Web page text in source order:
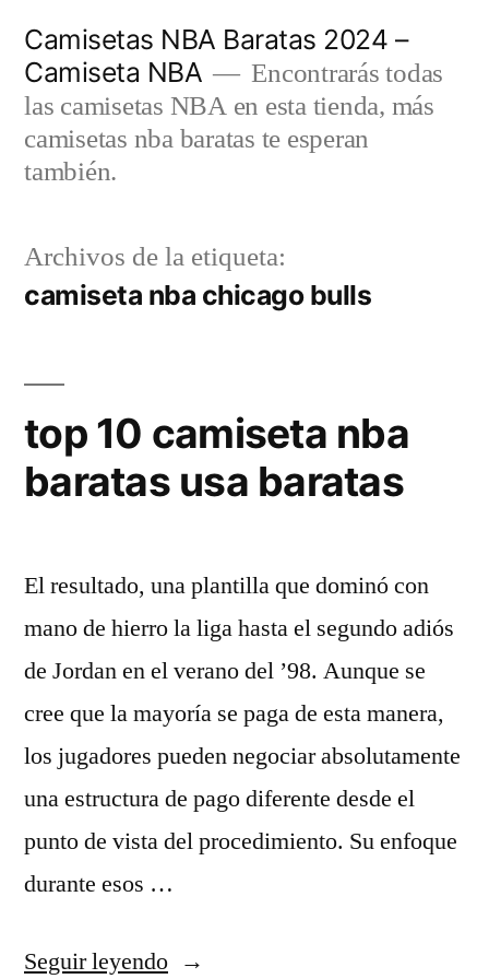
contenido
Camisetas NBA Baratas 2024 –
Camiseta NBA
Encontrarás todas
las camisetas NBA en esta tienda, más
camisetas nba baratas te esperan
también.
Archivos de la etiqueta:
camiseta nba chicago bulls
top 10 camiseta nba
baratas usa baratas
El resultado, una plantilla que dominó con
mano de hierro la liga hasta el segundo adiós
de Jordan en el verano del ’98. Aunque se
cree que la mayoría se paga de esta manera,
los jugadores pueden negociar absolutamente
una estructura de pago diferente desde el
punto de vista del procedimiento. Su enfoque
durante esos …
Seguir leyendo«top